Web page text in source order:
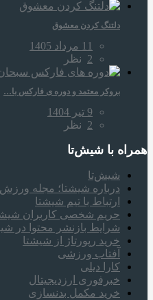
دلتنگ کردن معشوق
11 مرداد 1405
2 نظر
بروکر معتمد و دوره‌ ی فارکس با…
9 تیر 1404
2 نظر
همراه‌ با شیش‌تا
شیش‌تا
درباره شیشتا؛ مجله
ارتباط با تیم شیشتا
حریم شخصی کاربران
شرایط بازنشر محتوا در
خرید رپورتاژ از شیشتا
آفتاب ورزشی
کارا دیلی
خبرفوری ارزدیجیتال
خرید مکمل بدنسازی